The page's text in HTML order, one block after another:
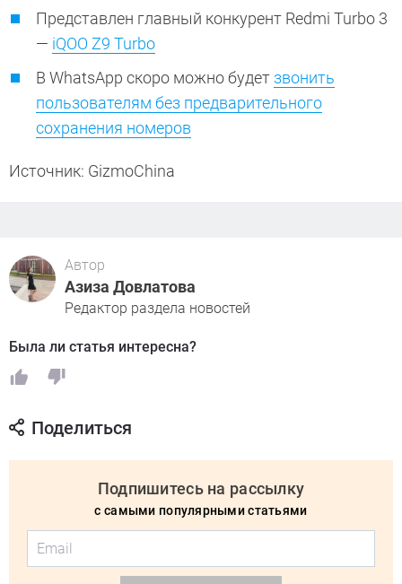
Представлен главный конкурент Redmi Turbo 3
— iQOO Z9 Turbo
В WhatsApp скоро можно будет звонить
пользователям без предварительного
сохранения номеров
Источник: GizmoChina
Автор
Азиза Довлатова
Редактор раздела новостей
Была ли статья интересна?
Поделиться
Подпишитесь на рассылку
с самыми популярными статьями